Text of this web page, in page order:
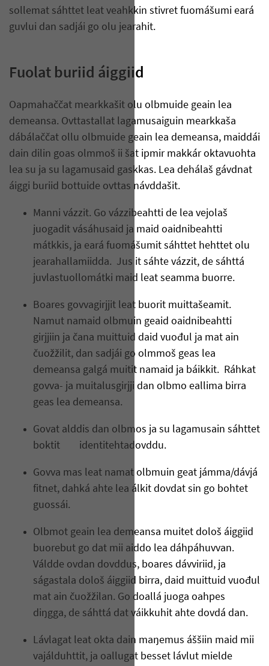
sollemat sáhttet leat veahkkin stivret fuomášumi eará
guvlui dan sadjái go olu jearahit.
Fuolat buriid áiggiid
Oapmahaččat mearkkašit olu olbmuide geain lea
demeansa. Ovttastallat lagamusaiguin mearkkaša
dábálaččat ollu olbmuide geain lea demeansa, maiddái
dain dilin goas olmmoš ii šat ipmir makkár oktavuohta
lea su ja su lagamusaid gaskkas. Lea dehálaš gávdnat
áiggi buriid bottuide ovttas návddašit.
Manni vázzit. Go vázzibeahtti de lea vejolaš
juogadit vásáhusaid ja maid oaidnibeahtti
mátkkis, ja eará fuomášumit sáhttet hehttet olu
jearahallamiidda. Jus it sáhte vázzit, de sáhttá
juvlastuollomátki maid leat seamma buorre.
Boares govvagirjjit leat buorit muittašeamit.
Namut namaid olbmuin geaid oaidnibeahtti
girjjiin ja čana muittuid daid vuođul ja mat ain
čuožžilit, dan sadjái go olmmoš geas lea
demeansa galgá muitit namaid ja báikkit. Ráhkat
govva- ja muitalusgirjji dan olbmo eallima birra
geas lea demeansa.
Govat alddis dan olbmos ja su lagamusain sáhttet
boktit identitehtadovddu.
Govva mas leat namat olbmuin geat jámma/dávjá
fitnet, dahká ahte lea álkit dovdat sin go bohtet
guossái.
Olbmot geain lea demeansa muitet dološ áiggiid
buorebut go dat mii aiddo lea dáhpáhuvvan.
Váldde ovdan dovddus, boares dávviriid, ja
ságastala dološ áiggiid birra, daid muittuid vuođul
mat ain čuožžilan. Go doallá juoga oahpes
diŋgga, de sáhttá dat váikkuhit ahte dovdá dan.
Lávlagat leat okta dain maŋemus áššiin maid mii
vajálduhttit, ja oallugat besset lávlut mielde